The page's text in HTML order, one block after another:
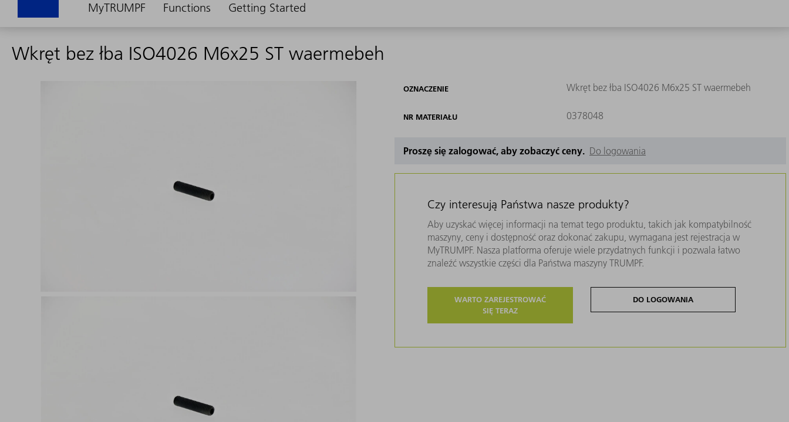
MyTRUMPF Functions Getting Started
Wkręt bez łba ISO4026 M6x25 ST waermebeh
OZNACZENIE Wkręt bez łba ISO4026 M6x25 ST waermebeh
NR MATERIAŁU 0378048
Proszę się zalogować, aby zobaczyć ceny. Do logowania
Czy interesują Państwa nasze produkty?
Aby uzyskać więcej informacji na temat tego produktu, takich jak kompatybilność
maszyny, ceny i dostępność oraz dokonać zakupu, wymagana jest rejestracja w
MyTRUMPF. Nasza platforma oferuje wiele przydatnych funkcji i pozwala łatwo
znaleźć wszystkie części dla Państwa maszyny TRUMPF.
WARTO ZAREJESTROWAĆ
SIĘ TERAZ
DO LOGOWANIA